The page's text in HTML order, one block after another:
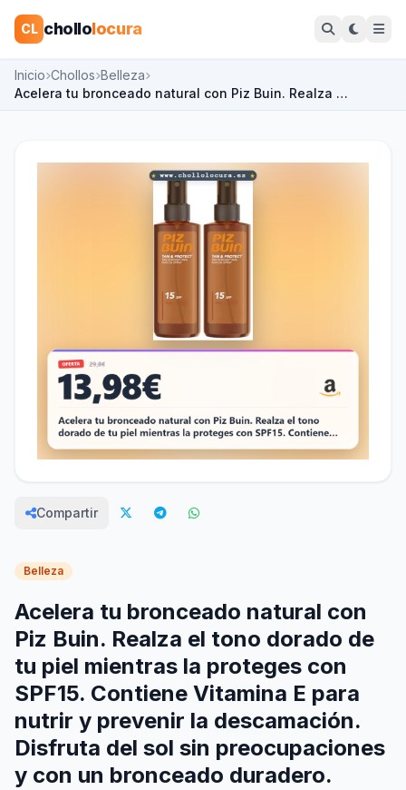
CL chollolocura
Inicio Chollos Belleza
Acelera tu bronceado natural con Piz Buin. Realza …
Compartir
Belleza
Acelera tu bronceado natural con
Piz Buin. Realza el tono dorado de
tu piel mientras la proteges con
SPF15. Contiene Vitamina E para
nutrir y prevenir la descamación.
Disfruta del sol sin preocupaciones
y con un bronceado duradero.